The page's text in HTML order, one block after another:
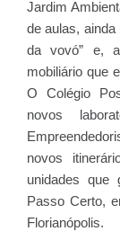
Jardim
de aulas,
da vovó” e,
mobiliário que
O Colégio
novos
novos
unidades que
Passo Certo,
Florianópolis.